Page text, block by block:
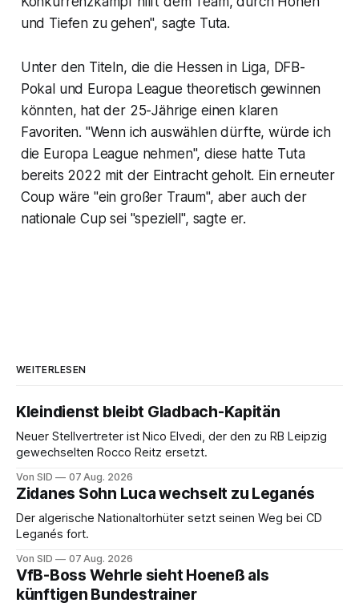
und Tiefen zu gehen", sagte Tuta.
Unter den Titeln, die die Hessen in Liga, DFB-
Pokal und Europa League theoretisch gewinnen
könnten, hat der 25-Jährige einen klaren
Favoriten. "Wenn ich auswählen dürfte, würde ich
die Europa League nehmen", diese hatte Tuta
bereits 2022 mit der Eintracht geholt. Ein erneuter
Coup wäre "ein großer Traum", aber auch der
nationale Cup sei "speziell", sagte er.
WEITERLESEN
Kleindienst bleibt Gladbach-Kapitän
Neuer Stellvertreter ist Nico Elvedi, der den zu RB Leipzig
gewechselten Rocco Reitz ersetzt.
Von SID 07 Aug. 2026
Zidanes Sohn Luca wechselt zu Leganés
Der algerische Nationaltorhüter setzt seinen Weg bei CD
Leganés fort.
Von SID 07 Aug. 2026
VfB-Boss Wehrle sieht Hoeneß als
künftigen Bundestrainer